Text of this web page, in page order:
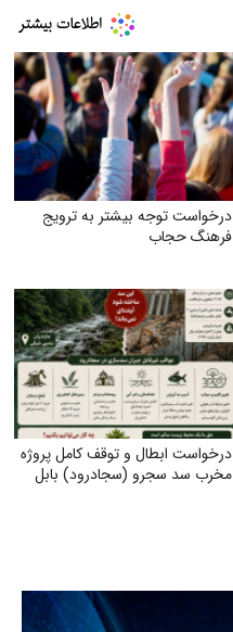
درخواست توجه بیشتر به ترویج
فرهنگ حجاب
درخواست ابطال و توقف کامل پروژه
مخرب سد سجرو (سجادرود) بابل